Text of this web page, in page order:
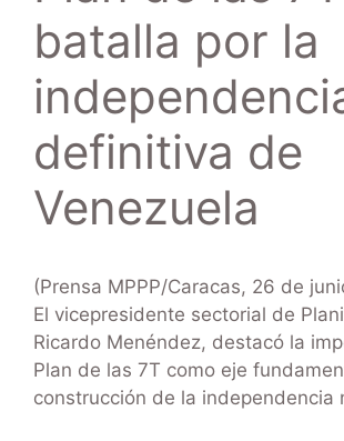
batalla por la
definitiva de
Venezuela
(Prensa MPPP/Caracas, 26 de
El vicepresidente sectorial de
Ricardo Menéndez, destacó la
Plan de las 7T como eje
construcción de la independencia